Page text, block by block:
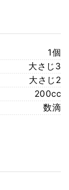
1個
大さじ3
大さじ2
200cc
数滴